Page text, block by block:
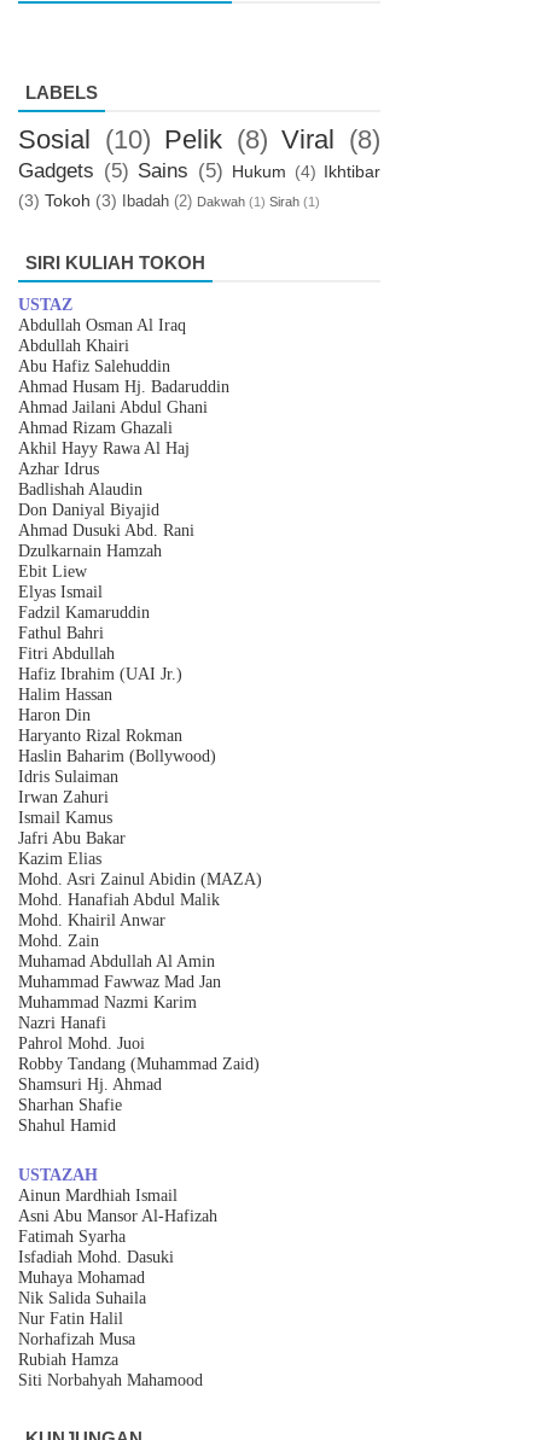
LABELS
Sosial (10) Pelik (8) Viral (8)
Gadgets (5) Sains (5) Hukum (4) Ikhtibar
(3) Tokoh (3) Ibadah (2) Dakwah (1) Sirah (1)
SIRI KULIAH TOKOH
USTAZ
Abdullah Osman Al Iraq
Abdullah Khairi
Abu Hafiz Salehuddin
Ahmad Husam Hj. Badaruddin
Ahmad Jailani Abdul Ghani
Ahmad Rizam Ghazali
Akhil Hayy Rawa Al Haj
Azhar Idrus
Badlishah Alaudin
Don Daniyal Biyajid
Ahmad Dusuki Abd. Rani
Dzulkarnain Hamzah
Ebit Liew
Elyas Ismail
Fadzil Kamaruddin
Fathul Bahri
Fitri Abdullah
Hafiz Ibrahim (UAI Jr.)
Halim Hassan
Haron Din
Haryanto Rizal Rokman
Haslin Baharim (Bollywood)
Idris Sulaiman
Irwan Zahuri
Ismail Kamus
Jafri Abu Bakar
Kazim Elias
Mohd. Asri Zainul Abidin (MAZA)
Mohd. Hanafiah Abdul Malik
Mohd. Khairil Anwar
Mohd. Zain
Muhamad Abdullah Al Amin
Muhammad Fawwaz Mad Jan
Muhammad Nazmi Karim
Nazri Hanafi
Pahrol Mohd. Juoi
Robby Tandang (Muhammad Zaid)
Shamsuri Hj. Ahmad
Sharhan Shafie
Shahul Hamid
USTAZAH
Ainun Mardhiah Ismail
Asni Abu Mansor Al-Hafizah
Fatimah Syarha
Isfadiah Mohd. Dasuki
Muhaya Mohamad
Nik Salida Suhaila
Nur Fatin Halil
Norhafizah Musa
Rubiah Hamza
Siti Norbahyah Mahamood